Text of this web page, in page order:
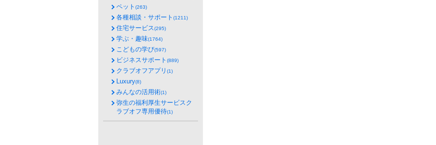
ペット (263)
各種相談・サポート (1211)
住宅サービス(295)
学ぶ・趣味(1764)
こどもの学び(597)
ビジネスサポート (889)
クラブオフアプリ (1)
Luxury(8)
みんなの活用術(1)
弥生の福利厚生サービスク
ラブオフ専用優待(1)